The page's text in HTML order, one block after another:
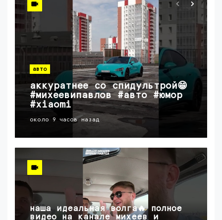
авто
аккуратнее со спидультрой😁
#михеевипавлов #авто #юмор
#xiaomi
около 9 часов назад
наша идеальная волга🔥 полное
видео на канале михеев и